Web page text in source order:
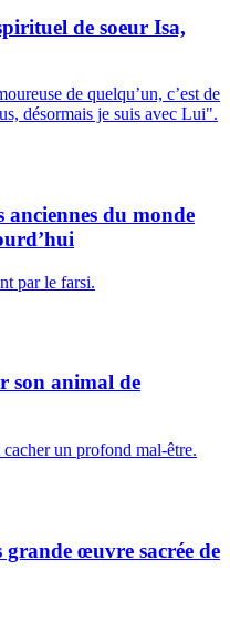
de soeur Isa,
de quelqu’un, c’est de
désormais je suis avec Lui".
anciennes du monde
par le farsi.
son animal de
un profond mal-être.
grande œuvre sacrée de